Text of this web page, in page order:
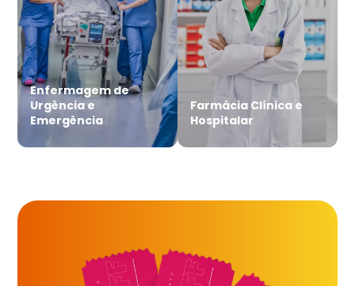
Enfermagem de
Urgência e
Emergência
Farmácia Clínica e
Hospitalar